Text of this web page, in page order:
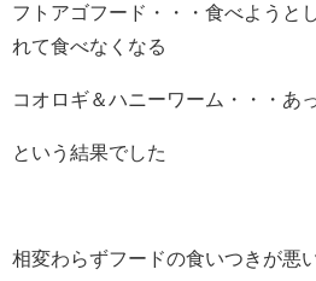
フトアゴフード・・・食べようと
れて食べなくなる
コオロギ＆ハニーワーム・・・あ
という結果でした
相変わらずフードの食いつきが悪